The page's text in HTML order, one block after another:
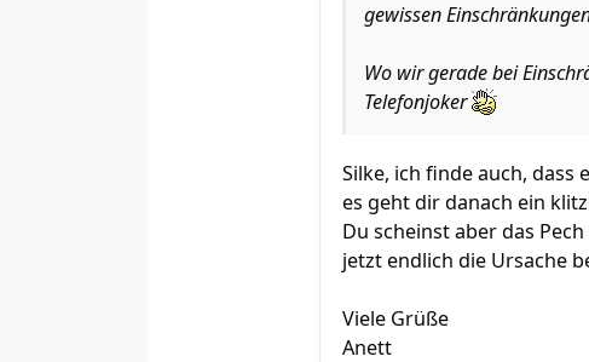
gewissen
Wo wir gerade bei
Telefonjoker
Silke, ich finde auch, dass
es geht dir danach ein
Du scheinst aber das
jetzt endlich die Ursache
Viele Grüße
Anett